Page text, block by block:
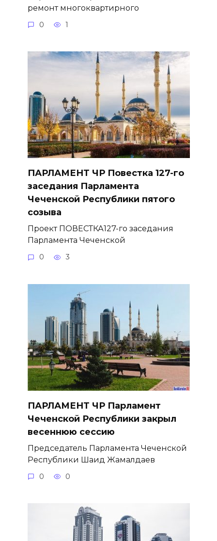
ремонт многоквартирного
0 1
ПАРЛАМЕНТ ЧР Повестка 127-го
заседания Парламента
Чеченской Республики пятого
созыва
Проект ПОВЕСТКА127-го заседания
Парламента Чеченской
0 3
ПАРЛАМЕНТ ЧР Парламент
Чеченской Республики закрыл
весеннюю сессию
Председатель Парламента Чеченской
Республики Шаид Жамалдаев
0 0